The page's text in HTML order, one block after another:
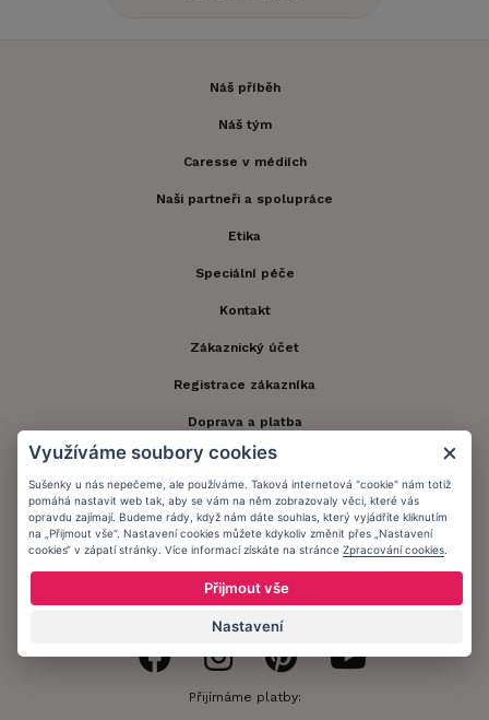
Náš příběh
Náš tým
Caresse v médiích
Naši partneři a spolupráce
Etika
Speciální péče
Kontakt
Zákaznický účet
Registrace zákazníka
Doprava a platba
Obchodní podmínky
Ochrana osobních údajů
Informační memorandum
Zůstaňte s námi v kontaktu.
Přijímáme platby:
Využíváme soubory cookies
Sušenky u nás nepečeme, ale používáme. Taková internetová "cookie" nám totiž
pomáhá nastavit web tak, aby se vám na něm zobrazovaly věci, které vás
opravdu zajímají. Budeme rády, když nám dáte souhlas, který vyjádříte kliknutím
na „Přijmout vše“. Nastavení cookies můžete kdykoliv změnit přes „Nastavení
cookies“ v zápatí stránky. Více informací získáte na stránce Zpracování cookies
Přijmout vše
Nastavení